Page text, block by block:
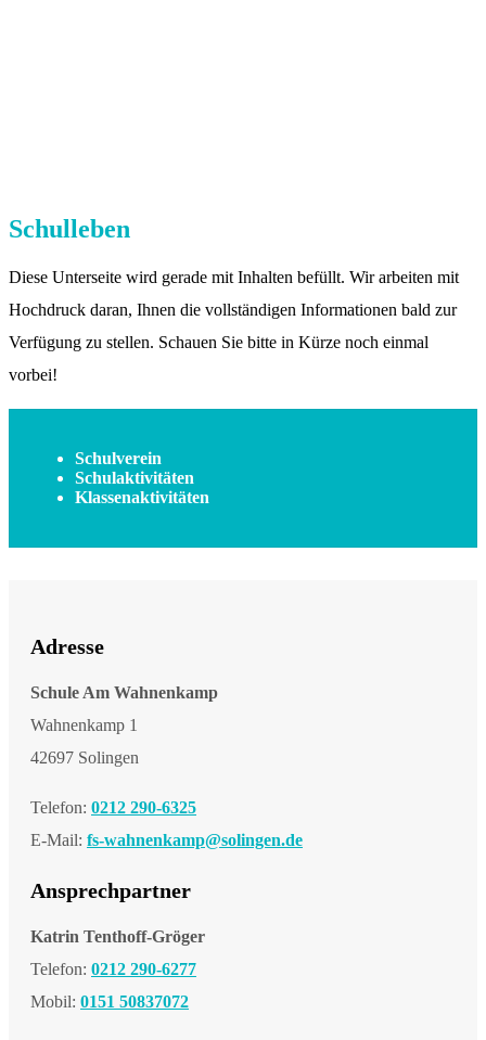
Schulleben
Diese Unterseite wird gerade mit Inhalten befüllt. Wir arbeiten mit
Hochdruck daran, Ihnen die vollständigen Informationen bald zur
Verfügung zu stellen. Schauen Sie bitte in Kürze noch einmal
vorbei!
Schulverein
Schulaktivitäten
Klassenaktivitäten
Adresse
Schule Am Wahnenkamp
Wahnenkamp 1
42697 Solingen
Telefon: 0212 290-6325
E-Mail: fs-wahnenkamp@solingen.de
Ansprechpartner
Katrin Tenthoff-Gröger
Telefon: 0212 290-6277
Mobil: 0151 50837072